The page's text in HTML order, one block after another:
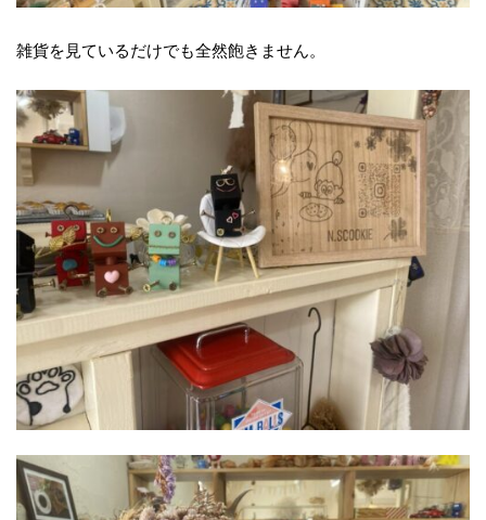
雑貨を見ているだけでも全然飽きません。